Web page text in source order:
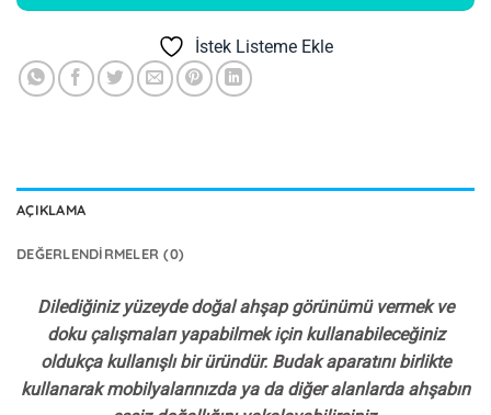
İstek Listeme Ekle
AÇIKLAMA
DEĞERLENDIRMELER (0)
Dilediğiniz yüzeyde doğal ahşap görünümü vermek ve
doku çalışmaları yapabilmek için kullanabileceğiniz
oldukça kullanışlı bir üründür. Budak aparatını birlikte
kullanarak mobilyalarınızda ya da diğer alanlarda ahşabın